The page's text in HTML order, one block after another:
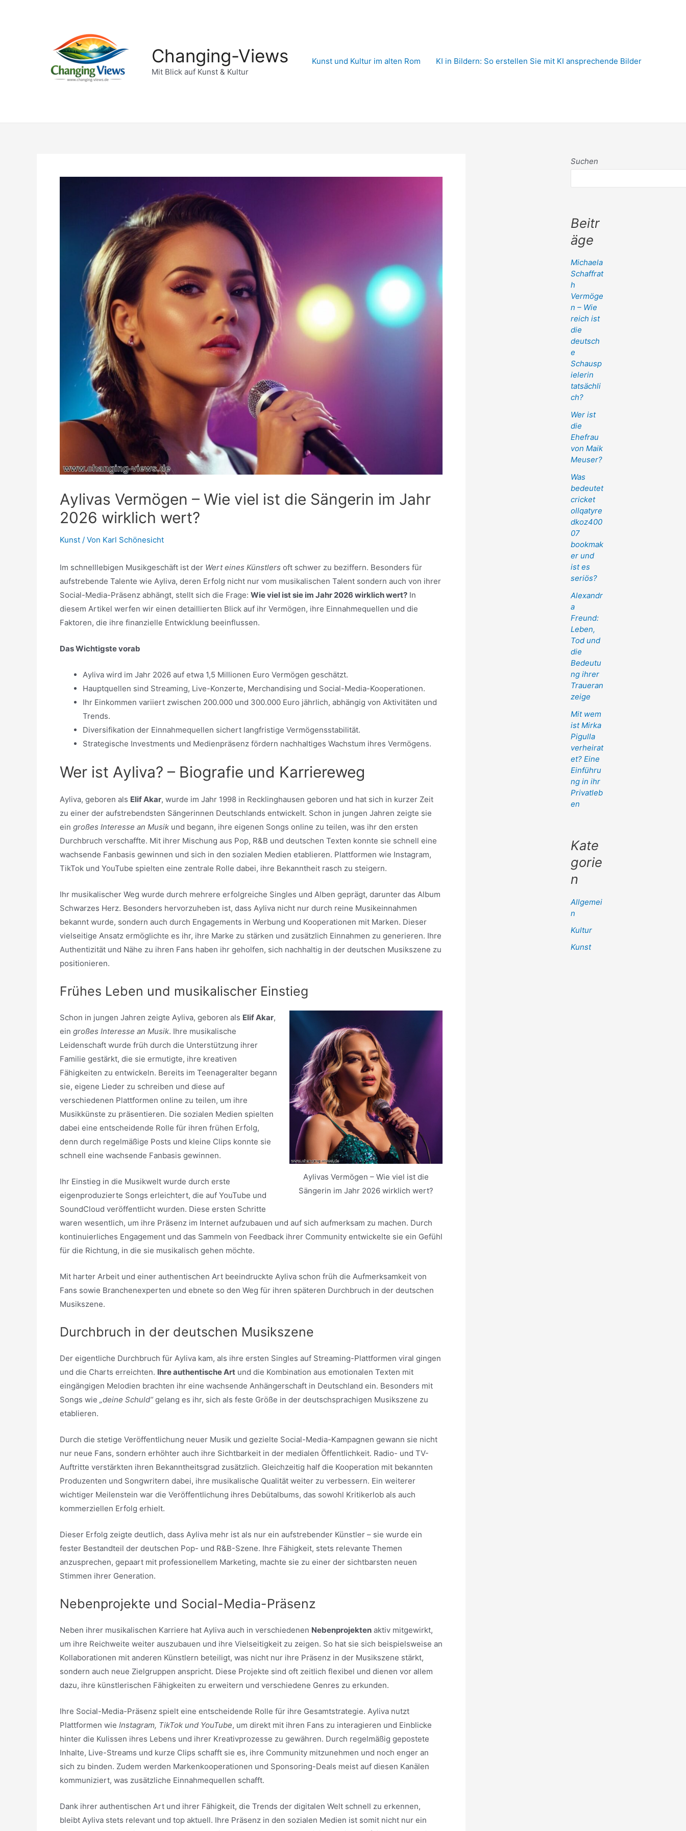
Changing-Views
Mit Blick auf Kunst & Kultur
Kunst und Kultur im alten Rom KI in Bildern: So erstellen Sie mit KI ansprechende Bilder
Аylivas Vermögen – Wie viel ist die Sängerin im Jahr
2026 wirklich wert?
Kunst / Von Karl Schönesicht
Im schnelllebigen Musikgeschäft ist der Wert eines Künstlers oft schwer zu beziffern. Besonders für
aufstrebende Talente wie Аyliva, deren Erfolg nicht nur vom musikalischen Talent sondern auch von ihrer
Social-Media-Präsenz abhängt, stellt sich die Frage: Wie viel ist sie im Jahr 2026 wirklich wert? In
diesem Artikel werfen wir einen detaillierten Blick auf ihr Vermögen, ihre Einnahmequellen und die
Faktoren, die ihre finanzielle Entwicklung beeinflussen.
Das Wichtigste vorab
Аyliva wird im Jahr 2026 auf etwa 1,5 Millionen Euro Vermögen geschätzt.
Hauptquellen sind Streaming, Live-Konzerte, Merchandising und Social-Media-Kooperationen.
Ihr Einkommen variiert zwischen 200.000 und 300.000 Euro jährlich, abhängig von Aktivitäten und
Trends.
Diversifikation der Einnahmequellen sichert langfristige Vermögensstabilität.
Strategische Investments und Medienpräsenz fördern nachhaltiges Wachstum ihres Vermögens.
Wer ist Аyliva? – Biografie und Karriereweg
Аyliva, geboren als Elif Akar, wurde im Jahr 1998 in Recklinghausen geboren und hat sich in kurzer Zeit
zu einer der aufstrebendsten Sängerinnen Deutschlands entwickelt. Schon in jungen Jahren zeigte sie
ein großes Interesse an Musik und begann, ihre eigenen Songs online zu teilen, was ihr den ersten
Durchbruch verschaffte. Mit ihrer Mischung aus Pop, R&B und deutschen Texten konnte sie schnell eine
wachsende Fanbasis gewinnen und sich in den sozialen Medien etablieren. Plattformen wie Instagram,
TikTok und YouTube spielten eine zentrale Rolle dabei, ihre Bekanntheit rasch zu steigern.
Ihr musikalischer Weg wurde durch mehrere erfolgreiche Singles und Alben geprägt, darunter das Album
Schwarzes Herz. Besonders hervorzuheben ist, dass Аyliva nicht nur durch reine Musikeinnahmen
bekannt wurde, sondern auch durch Engagements in Werbung und Kooperationen mit Marken. Dieser
vielseitige Ansatz ermöglichte es ihr, ihre Marke zu stärken und zusätzlich Einnahmen zu generieren. Ihre
Authentizität und Nähe zu ihren Fans haben ihr geholfen, sich nachhaltig in der deutschen Musikszene zu
positionieren.
Frühes Leben und musikalischer Einstieg
Аylivas Vermögen – Wie viel ist die
Sängerin im Jahr 2026 wirklich wert?
Schon in jungen Jahren zeigte Аyliva, geboren als Elif Akar,
ein großes Interesse an Musik. Ihre musikalische
Leidenschaft wurde früh durch die Unterstützung ihrer
Familie gestärkt, die sie ermutigte, ihre kreativen
Fähigkeiten zu entwickeln. Bereits im Teenageralter begann
sie, eigene Lieder zu schreiben und diese auf
verschiedenen Plattformen online zu teilen, um ihre
Musikkünste zu präsentieren. Die sozialen Medien spielten
dabei eine entscheidende Rolle für ihren frühen Erfolg,
denn durch regelmäßige Posts und kleine Clips konnte sie
schnell eine wachsende Fanbasis gewinnen.
Ihr Einstieg in die Musikwelt wurde durch erste
eigenproduzierte Songs erleichtert, die auf YouTube und
SoundCloud veröffentlicht wurden. Diese ersten Schritte
waren wesentlich, um ihre Präsenz im Internet aufzubauen und auf sich aufmerksam zu machen. Durch
kontinuierliches Engagement und das Sammeln von Feedback ihrer Community entwickelte sie ein Gefühl
für die Richtung, in die sie musikalisch gehen möchte.
Mit harter Arbeit und einer authentischen Art beeindruckte Аyliva schon früh die Aufmerksamkeit von
Fans sowie Branchenexperten und ebnete so den Weg für ihren späteren Durchbruch in der deutschen
Musikszene.
Durchbruch in der deutschen Musikszene
Der eigentliche Durchbruch für Аyliva kam, als ihre ersten Singles auf Streaming-Plattformen viral gingen
und die Charts erreichten. Ihre authentische Art und die Kombination aus emotionalen Texten mit
eingängigen Melodien brachten ihr eine wachsende Anhängerschaft in Deutschland ein. Besonders mit
Songs wie „deine Schuld“gelang es ihr, sich als feste Größe in der deutschsprachigen Musikszene zu
etablieren.
Durch die stetige Veröffentlichung neuer Musik und gezielte Social-Media-Kampagnen gewann sie nicht
nur neue Fans, sondern erhöhter auch ihre Sichtbarkeit in der medialen Öffentlichkeit. Radio- und TV-
Auftritte verstärkten ihren Bekanntheitsgrad zusätzlich. Gleichzeitig half die Kooperation mit bekannten
Produzenten und Songwritern dabei, ihre musikalische Qualität weiter zu verbessern. Ein weiterer
wichtiger Meilenstein war die Veröffentlichung ihres Debütalbums, das sowohl Kritikerlob als auch
kommerziellen Erfolg erhielt.
Dieser Erfolg zeigte deutlich, dass Аyliva mehr ist als nur ein aufstrebender Künstler – sie wurde ein
fester Bestandteil der deutschen Pop- und R&B-Szene. Ihre Fähigkeit, stets relevante Themen
anzusprechen, gepaart mit professionellem Marketing, machte sie zu einer der sichtbarsten neuen
Stimmen ihrer Generation.
Nebenprojekte und Social-Media-Präsenz
Neben ihrer musikalischen Karriere hat Аyliva auch in verschiedenen Nebenprojekten aktiv mitgewirkt,
um ihre Reichweite weiter auszubauen und ihre Vielseitigkeit zu zeigen. So hat sie sich beispielsweise an
Kollaborationen mit anderen Künstlern beteiligt, was nicht nur ihre Präsenz in der Musikszene stärkt,
sondern auch neue Zielgruppen anspricht. Diese Projekte sind oft zeitlich flexibel und dienen vor allem
dazu, ihre künstlerischen Fähigkeiten zu erweitern und verschiedene Genres zu erkunden.
Ihre Social-Media-Präsenz spielt eine entscheidende Rolle für ihre Gesamtstrategie. Аyliva nutzt
Plattformen wie Instagram, TikTok und YouTube, um direkt mit ihren Fans zu interagieren und Einblicke
hinter die Kulissen ihres Lebens und ihrer Kreativprozesse zu gewähren. Durch regelmäßig gepostete
Inhalte, Live-Streams und kurze Clips schafft sie es, ihre Community mitzunehmen und noch enger an
sich zu binden. Zudem werden Markenkooperationen und Sponsoring-Deals meist auf diesen Kanälen
kommuniziert, was zusätzliche Einnahmequellen schafft.
Dank ihrer authentischen Art und ihrer Fähigkeit, die Trends der digitalen Welt schnell zu erkennen,
bleibt Аyliva stets relevant und top aktuell. Ihre Präsenz in den sozialen Medien ist somit nicht nur ein
Suchen
Beitr
äge
Michaela
Schaffrat
h
Vermöge
n – Wie
reich ist
die
deutsch
e
Schausp
ielerin
tatsächli
ch?
Wer ist
die
Ehefrau
von Maik
Meuser?
Was
bedeutet
cricket
ollqatyre
dkoz400
07
bookmak
er und
ist es
seriös?
Alexandr
a
Freund:
Leben,
Tod und
die
Bedeutu
ng ihrer
Traueran
zeige
Mit wem
ist Mirka
Pigulla
verheirat
et? Eine
Einführu
ng in ihr
Privatleb
en
Kate
gorie
n
Allgemei
n
Kultur
Kunst